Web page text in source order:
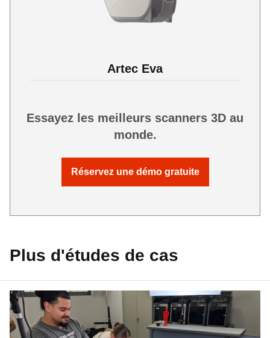
Artec Eva
Essayez les meilleurs scanners 3D au
monde.
Réservez une démo gratuite
Plus d'études de cas